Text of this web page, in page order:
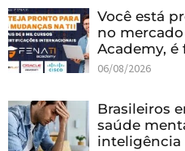
Você está
no
Academy, é
06/08/2026
Brasileiros
saúde
inteligência